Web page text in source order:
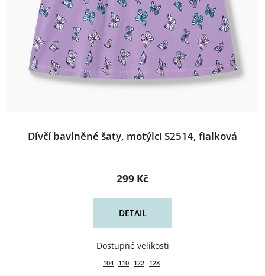
Dívčí bavlněné šaty, motýlci S2514, fialková
299 Kč
DETAIL
104 110 122 128